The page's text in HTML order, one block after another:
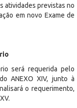
atividades previstas no
em novo Exame de
será requerida pelo
ANEXO XIV, junto à
o requerimento,